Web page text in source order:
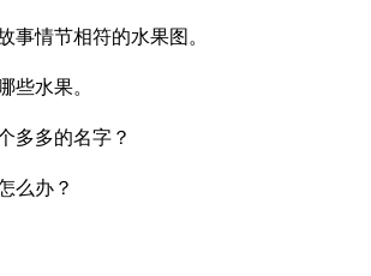
事情节相符的水果图。
水果。
多多的名字？
么办？